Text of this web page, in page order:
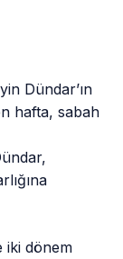
Dündar’ın
hafta, sabah
iki dönem